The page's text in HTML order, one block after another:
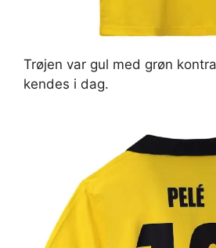
Trøjen var gul med grøn
kendes i dag.